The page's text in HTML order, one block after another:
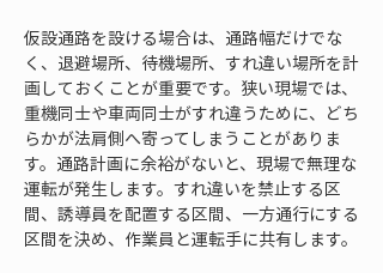
仮設通路を設ける場合は、通路幅だけでな
く、退避場所、待機場所、すれ違い場所を計
画しておくことが重要です。狭い現場では、
重機同士や車両同士がすれ違うために、どち
らかが法肩側へ寄ってしまうことがありま
す。通路計画に余裕がないと、現場で無理な
運転が発生します。すれ違いを禁止する区
間、誘導員を配置する区間、一方通行にする
区間を決め、作業員と運転手に共有します。